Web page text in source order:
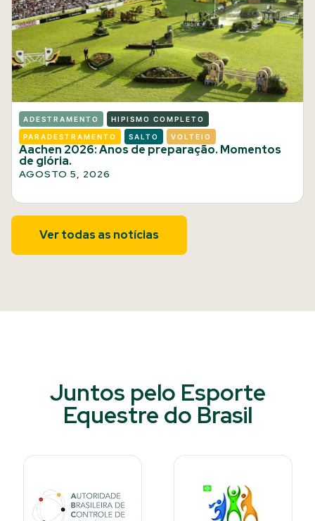
ADESTRAMENTO HIPISMO COMPLETO
PARADESTRAMENTO SALTO VOLTEIO
Aachen 2026: Anos de preparação. Momentos
de glória.
AGOSTO 5, 2026
Ver todas as notícias
Juntos pelo Esporte
Equestre do Brasil​